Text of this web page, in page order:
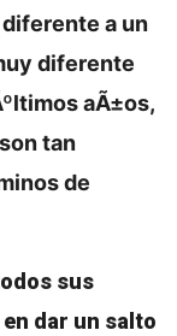
a un
diferente
aÃ±os,
tan
de
sus
dar un salto